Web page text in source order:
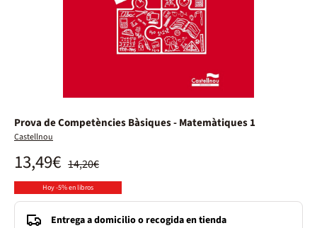
Prova de Competències Bàsiques - Matemàtiques 1
Castellnou
14,20€
13,49€
Hoy -5% en libros
Entrega a domicilio o recogida en tienda